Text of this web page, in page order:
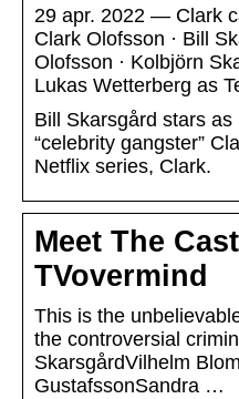
29 apr. 2022 — Clark
Clark Olofsson · Bill
Olofsson · Kolbjörn
Lukas Wetterberg as
Bill Skarsgård stars as
“celebrity gangster”
Netflix series, Clark.
Meet The
TVovermind
This is the
the controversial
SkarsgårdVilhelm
GustafssonSandra …